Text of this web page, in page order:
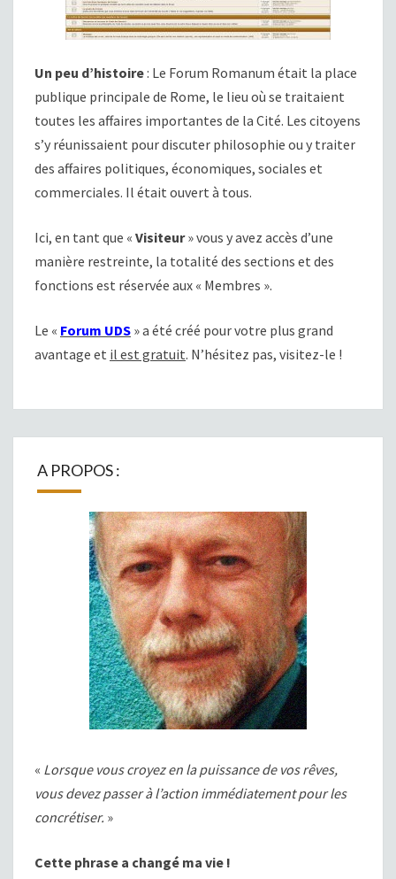
Un peu d’histoire: Le Forum Romanum était la place
publique principale de Rome, le lieu où se traitaient
toutes les affaires importantes de la Cité. Les citoyens
s’y réunissaient pour discuter philosophie ou y traiter
des affaires politiques, économiques, sociales et
commerciales. Il était ouvert à tous.
Ici, en tant que « Visiteur» vous y avez accès d’une
manière restreinte, la totalité des sections et des
fonctions est réservée aux « Membres ».
Le « Forum UDS » a été créé pour votre plus grand
avantage et il est gratuit. N’hésitez pas, visitez-le !
A PROPOS :
« Lorsque vous croyez en la puissance de vos rêves,
vous devez passer à l’action immédiatement pour les
concrétiser. »
Cette phrase a changé ma vie !